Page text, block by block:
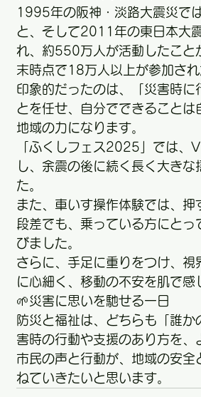
1995年の阪神・淡路大震災で
と、そして2011年の東日本大
れ、約550万人が活動したこ
末時点で18万人以上が参加され
印象的だったのは、「災害時
とを任せ、自分でできることは
地域の力になります。
「ふくしフェス2025」では、
し、余震の後に続く長く大き
た。
また、車いす操作体験では、
段差でも、乗っている方にと
びました。
さらに、手足に重りをつけ、
に心細く、移動の不安を肌で感
🌱災害に思いを馳せる一日
防災と福祉は、どちらも「誰
害時の行動や支援のあり方を、
市民の声と行動が、地域の安
ねていきたいと思います。